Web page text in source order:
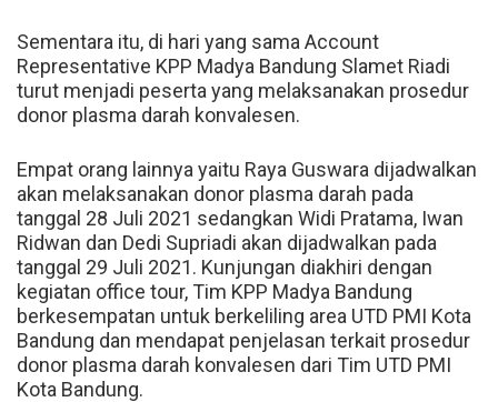
Sementara itu, di hari yang sama Account
Representative KPP Madya Bandung Slamet Riadi
turut menjadi peserta yang melaksanakan prosedur
donor plasma darah konvalesen.
Empat orang lainnya yaitu Raya Guswara dijadwalkan
akan melaksanakan donor plasma darah pada
tanggal 28 Juli 2021 sedangkan Widi Pratama, Iwan
Ridwan dan Dedi Supriadi akan dijadwalkan pada
tanggal 29 Juli 2021. Kunjungan diakhiri dengan
kegiatan office tour, Tim KPP Madya Bandung
berkesempatan untuk berkeliling area UTD PMI Kota
Bandung dan mendapat penjelasan terkait prosedur
donor plasma darah konvalesen dari Tim UTD PMI
Kota Bandung.